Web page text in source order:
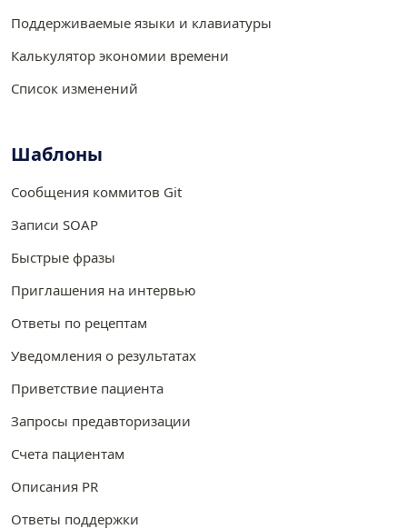
Поддерживаемые языки и клавиатуры
Калькулятор экономии времени
Список изменений
Шаблоны
Сообщения коммитов Git
Записи SOAP
Быстрые фразы
Приглашения на интервью
Ответы по рецептам
Уведомления о результатах
Приветствие пациента
Запросы предавторизации
Счета пациентам
Описания PR
Ответы поддержки